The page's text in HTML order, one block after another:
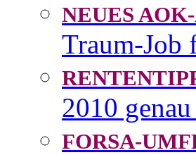
NEUES
Traum-Job
2010
FORSA-